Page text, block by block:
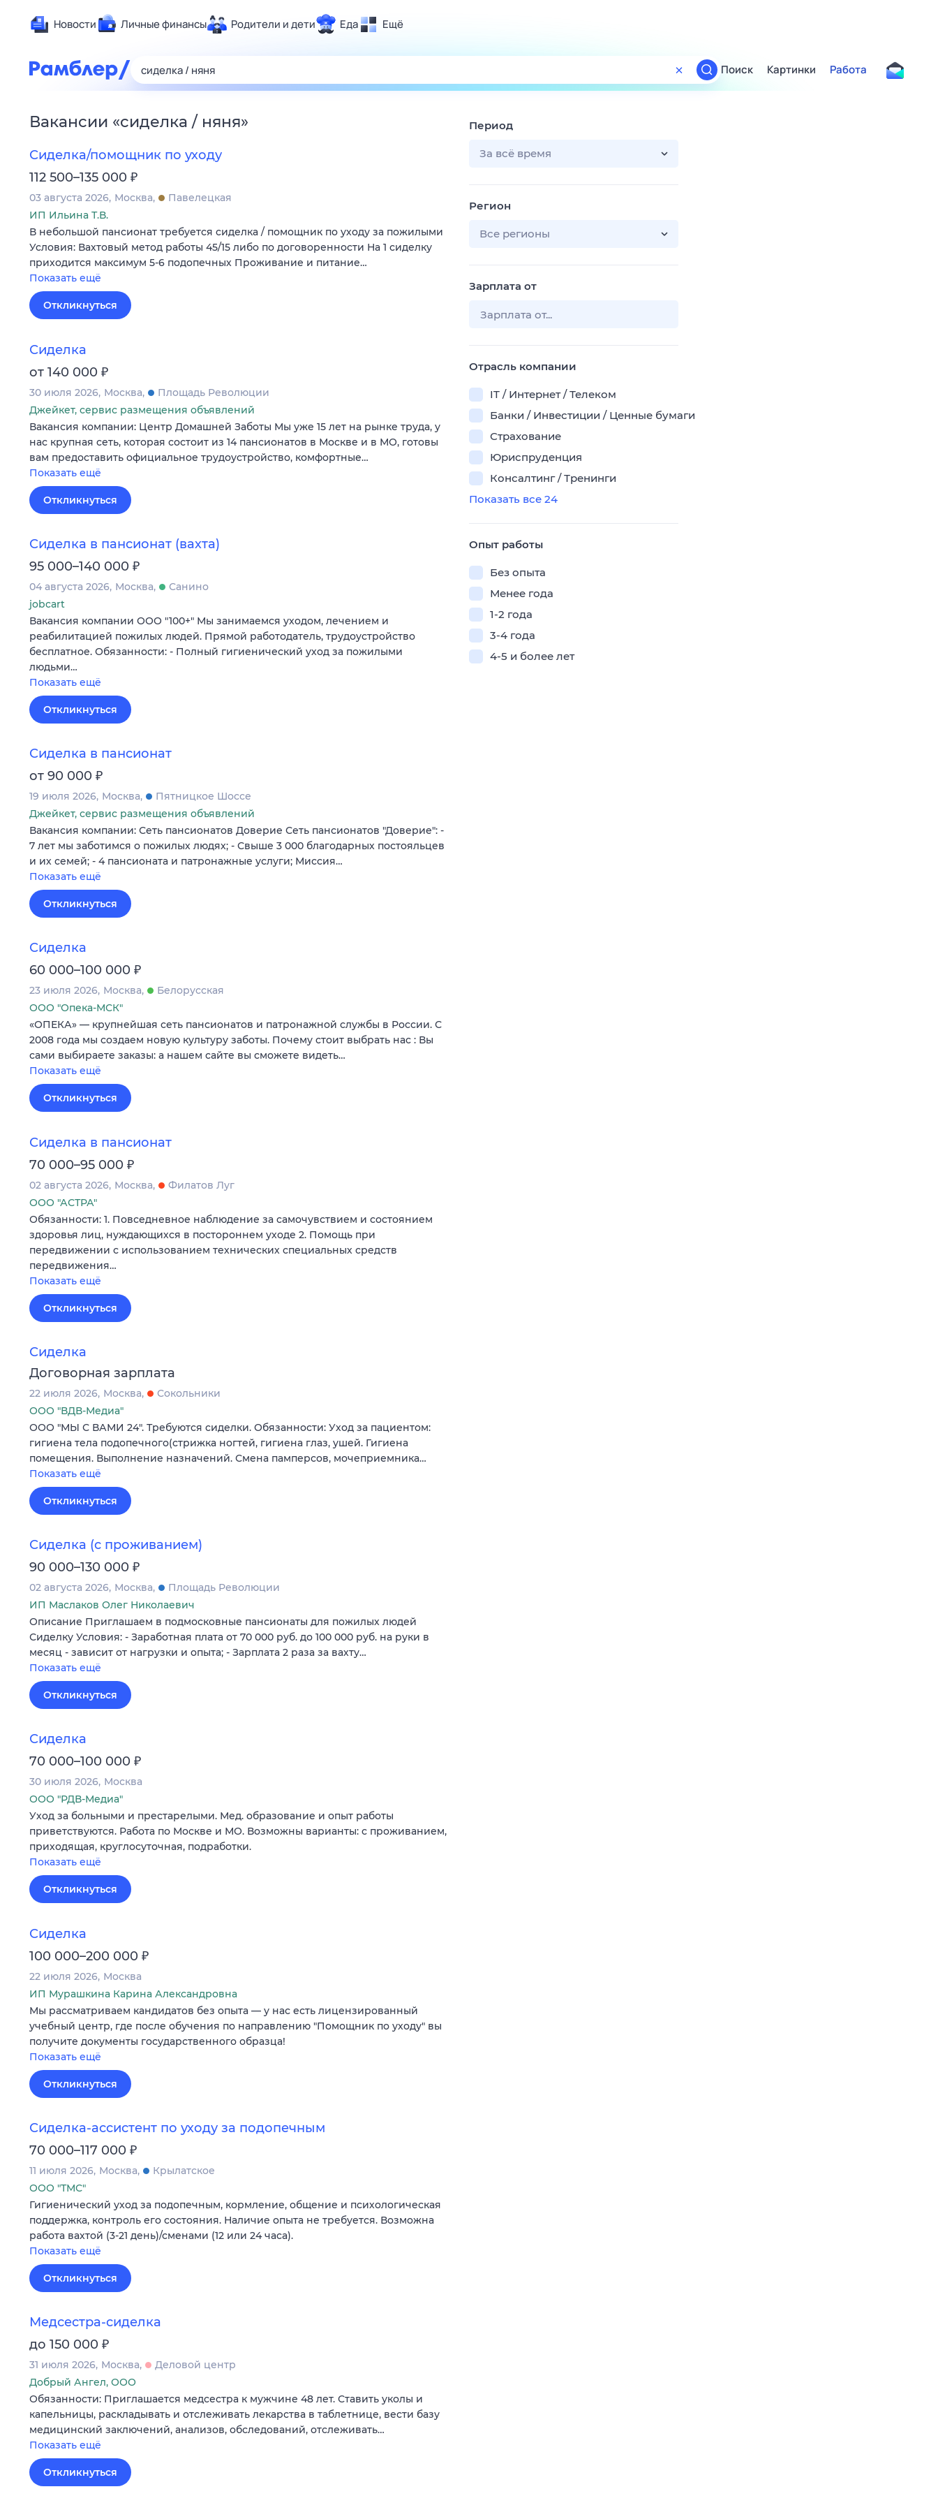
Новости Личные финансы Родители и дети Еда Ещё
Развлечения и отдых
Сберегаем вместе
Гороскопы
Поиск
ТВ-программа
Поиск Картинки Работа
Вакансии «сиделка / няня»
Сиделка/помощник по уходу
112 500–135 000 ₽
03 августа 2026 Москва
Павелецкая
ИП Ильина Т.В.
В небольшой пансионат требуется сиделка / помощник по уходу за пожилыми
Условия: Вахтовый метод работы 45/15 либо по договоренности На 1 сиделку
приходится максимум 5-6 подопечных Проживание и питание…
Показать ещё
Откликнуться
Сиделка
от 140 000 ₽
30 июля 2026 Москва
Площадь Революции
Джейкет, сервис размещения объявлений
Вакансия компании: Центр Домашней Заботы Мы уже 15 лет на рынке труда, у
нас крупная сеть, которая состоит из 14 пансионатов в Москве и в МО, готовы
вам предоставить официальное трудоустройство, комфортные…
Показать ещё
Откликнуться
Сиделка в пансионат (вахта)
95 000–140 000 ₽
04 августа 2026 Москва
Санино
jobcart
Вакансия компании ООО "100+" Мы занимаемся уходом, лечением и
реабилитацией пожилых людей. Прямой работодатель, трудоустройство
бесплатное. Обязанности: - Полный гигиенический уход за пожилыми
людьми…
Показать ещё
Откликнуться
Сиделка в пансионат
от 90 000 ₽
19 июля 2026 Москва
Пятницкое Шоссе
Джейкет, сервис размещения объявлений
Вакансия компании: Сеть пансионатов Доверие Сеть пансионатов "Доверие": -
7 лет мы заботимся о пожилых людях; - Свыше 3 000 благодарных постояльцев
и их семей; - 4 пансионата и патронажные услуги; Миссия…
Показать ещё
Откликнуться
Сиделка
60 000–100 000 ₽
23 июля 2026 Москва
Белорусская
ООО "Опека-МСК"
«ОПЕКА» — крупнейшая сеть пансионатов и патронажной службы в России. С
2008 года мы создаем новую культуру заботы. Почему стоит выбрать нас : Вы
сами выбираете заказы: а нашем сайте вы сможете видеть…
Показать ещё
Откликнуться
Сиделка в пансионат
70 000–95 000 ₽
02 августа 2026 Москва
Филатов Луг
ООО "АСТРА"
Обязанности: 1. Повседневное наблюдение за самочувствием и состоянием
здоровья лиц, нуждающихся в постороннем уходе 2. Помощь при
передвижении с использованием технических специальных средств
передвижения…
Показать ещё
Откликнуться
Сиделка
Договорная зарплата
22 июля 2026 Москва
Сокольники
ООО "ВДВ-Медиа"
ООО "МЫ С ВАМИ 24". Требуются сиделки. Обязанности: Уход за пациентом:
гигиена тела подопечного(стрижка ногтей, гигиена глаз, ушей. Гигиена
помещения. Выполнение назначений. Смена памперсов, мочеприемника…
Показать ещё
Откликнуться
Сиделка (с проживанием)
90 000–130 000 ₽
02 августа 2026 Москва
Площадь Революции
ИП Маслаков Олег Николаевич
Описание Приглашаем в подмосковные пансионаты для пожилых людей
Сиделку Условия: - Заработная плата от 70 000 руб. до 100 000 руб. на руки в
месяц - зависит от нагрузки и опыта; - Зарплата 2 раза за вахту…
Показать ещё
Откликнуться
Сиделка
70 000–100 000 ₽
30 июля 2026 Москва
ООО "РДВ-Медиа"
Уход за больными и престарелыми. Мед. образование и опыт работы
приветствуются. Работа по Москве и МО. Возможны варианты: с проживанием,
приходящая, круглосуточная, подработки.
Показать ещё
Откликнуться
Сиделка
100 000–200 000 ₽
22 июля 2026 Москва
ИП Мурашкина Карина Александровна
Мы рассматриваем кандидатов без опыта — у нас есть лицензированный
учебный центр, где после обучения по направлению "Помощник по уходу" вы
получите документы государственного образца!
Показать ещё
Откликнуться
Сиделка-ассистент по уходу за подопечным
70 000–117 000 ₽
11 июля 2026 Москва
Крылатское
ООО "ТМС"
Гигиенический уход за подопечным, кормление, общение и психологическая
поддержка, контроль его состояния. Наличие опыта не требуется. Возможна
работа вахтой (3-21 день)/сменами (12 или 24 часа).
Показать ещё
Откликнуться
Медсестра-сиделка
до 150 000 ₽
31 июля 2026 Москва
Деловой центр
Добрый Ангел, ООО
Обязанности: Приглашается медсестра к мужчине 48 лет. Ставить уколы и
капельницы, раскладывать и отслеживать лекарства в таблетнице, вести базу
медицинский заключений, анализов, обследований, отслеживать…
Показать ещё
Откликнуться
Период
За всё время
Регион
Все регионы
Зарплата от
Отрасль компании
IT / Интернет / Телеком
Банки / Инвестиции / Ценные бумаги
Страхование
Юриспруденция
Консалтинг / Тренинги
Показать все 24
Опыт работы
Без опыта
Менее года
1-2 года
3-4 года
4-5 и более лет